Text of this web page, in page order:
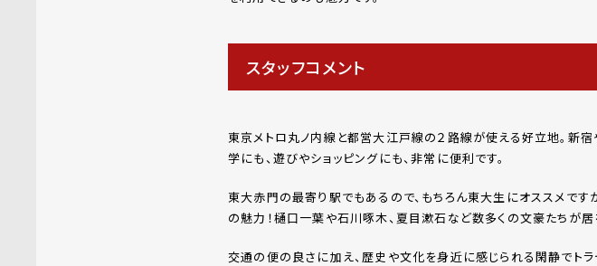
スタッフコメント
東京メトロ丸ノ内線と都営大江戸線の２路線が使える好立地。新
学にも、遊びやショッピングにも、非常に便利です。
東大赤門の最寄り駅でもあるので、もちろん東大生にオススメです
の魅力！樋口一葉や石川啄木、夏目漱石など数多くの文豪たちが居
交通の便の良さに加え、歴史や文化を身近に感じられる閑静でトラ